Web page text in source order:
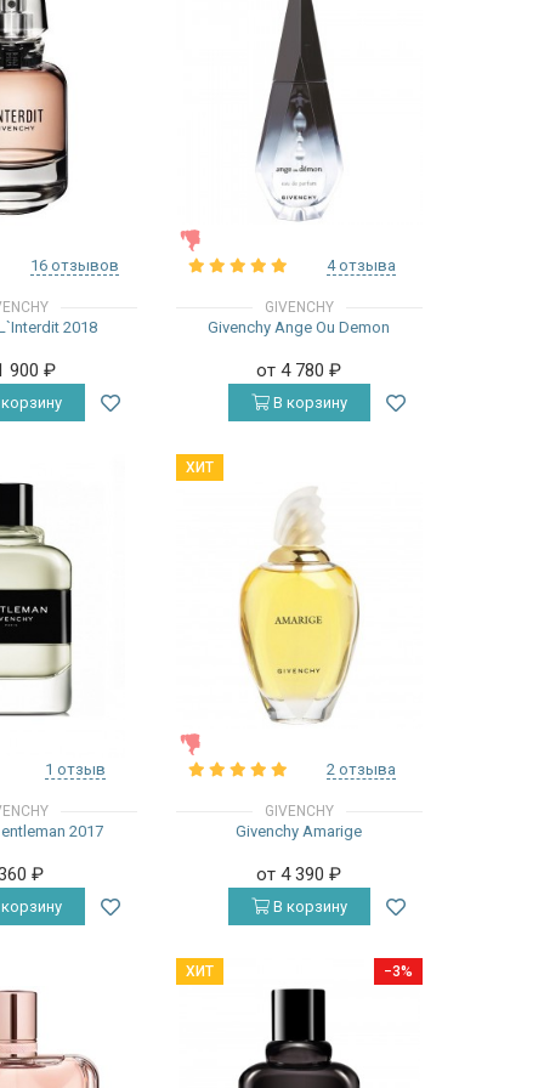
16 отзывов
2018
900₽
4 отзыва
GIVENCHY
Givenchy Ange Ou Demon
от 4 780₽
В корзину
1 отзыв
2017
₽
ХИТ
2 отзыва
GIVENCHY
Givenchy Amarige
от 4 390₽
В корзину
−3%
ХИТ